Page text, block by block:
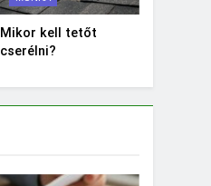
Mikor kell tetőt
cserélni?